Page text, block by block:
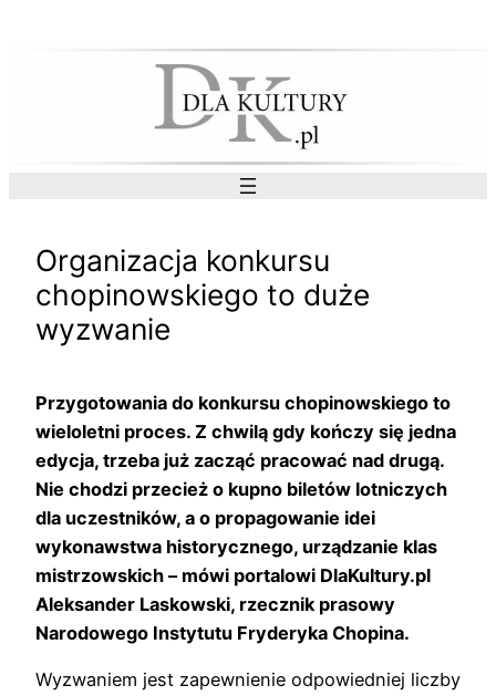
Organizacja konkursu
chopinowskiego to duże
wyzwanie
Przygotowania do konkursu chopinowskiego to
wieloletni proces. Z chwilą gdy kończy się jedna
edycja, trzeba już zacząć pracować nad drugą.
Nie chodzi przecież o kupno biletów lotniczych
dla uczestników, a o propagowanie idei
wykonawstwa historycznego, urządzanie klas
mistrzowskich – mówi portalowi DlaKultury.pl
Aleksander Laskowski, rzecznik prasowy
Narodowego Instytutu Fryderyka Chopina.
Wyzwaniem jest zapewnienie odpowiedniej liczby